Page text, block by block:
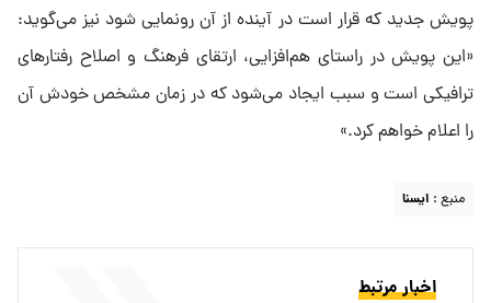
پویش جدید که قرار است در آینده از آن رونمایی شود نیز می‌گوید:
«این پویش در راستای هم‌افزایی، ارتقای فرهنگ و اصلاح رفتارهای
ترافیکی است و سبب ایجاد می‌شود که در زمان مشخص خودش آن
را اعلام خواهم کرد.»
منبع : ايسنا
اخبار مرتبط